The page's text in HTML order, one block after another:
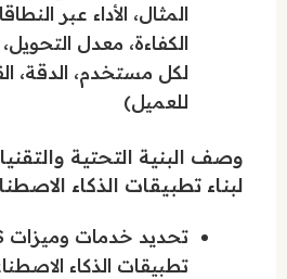
المثال، الأداء عبر
الكفاءة، معدل
لكل مستخدم، الدقة،
للعميل)
لبناء تطبيقات الذكاء
تطبيقات الذكاء